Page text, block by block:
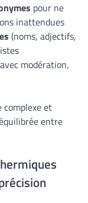
pour ne
inattendues
(noms, adjectifs,
modération,
complexe et
entre